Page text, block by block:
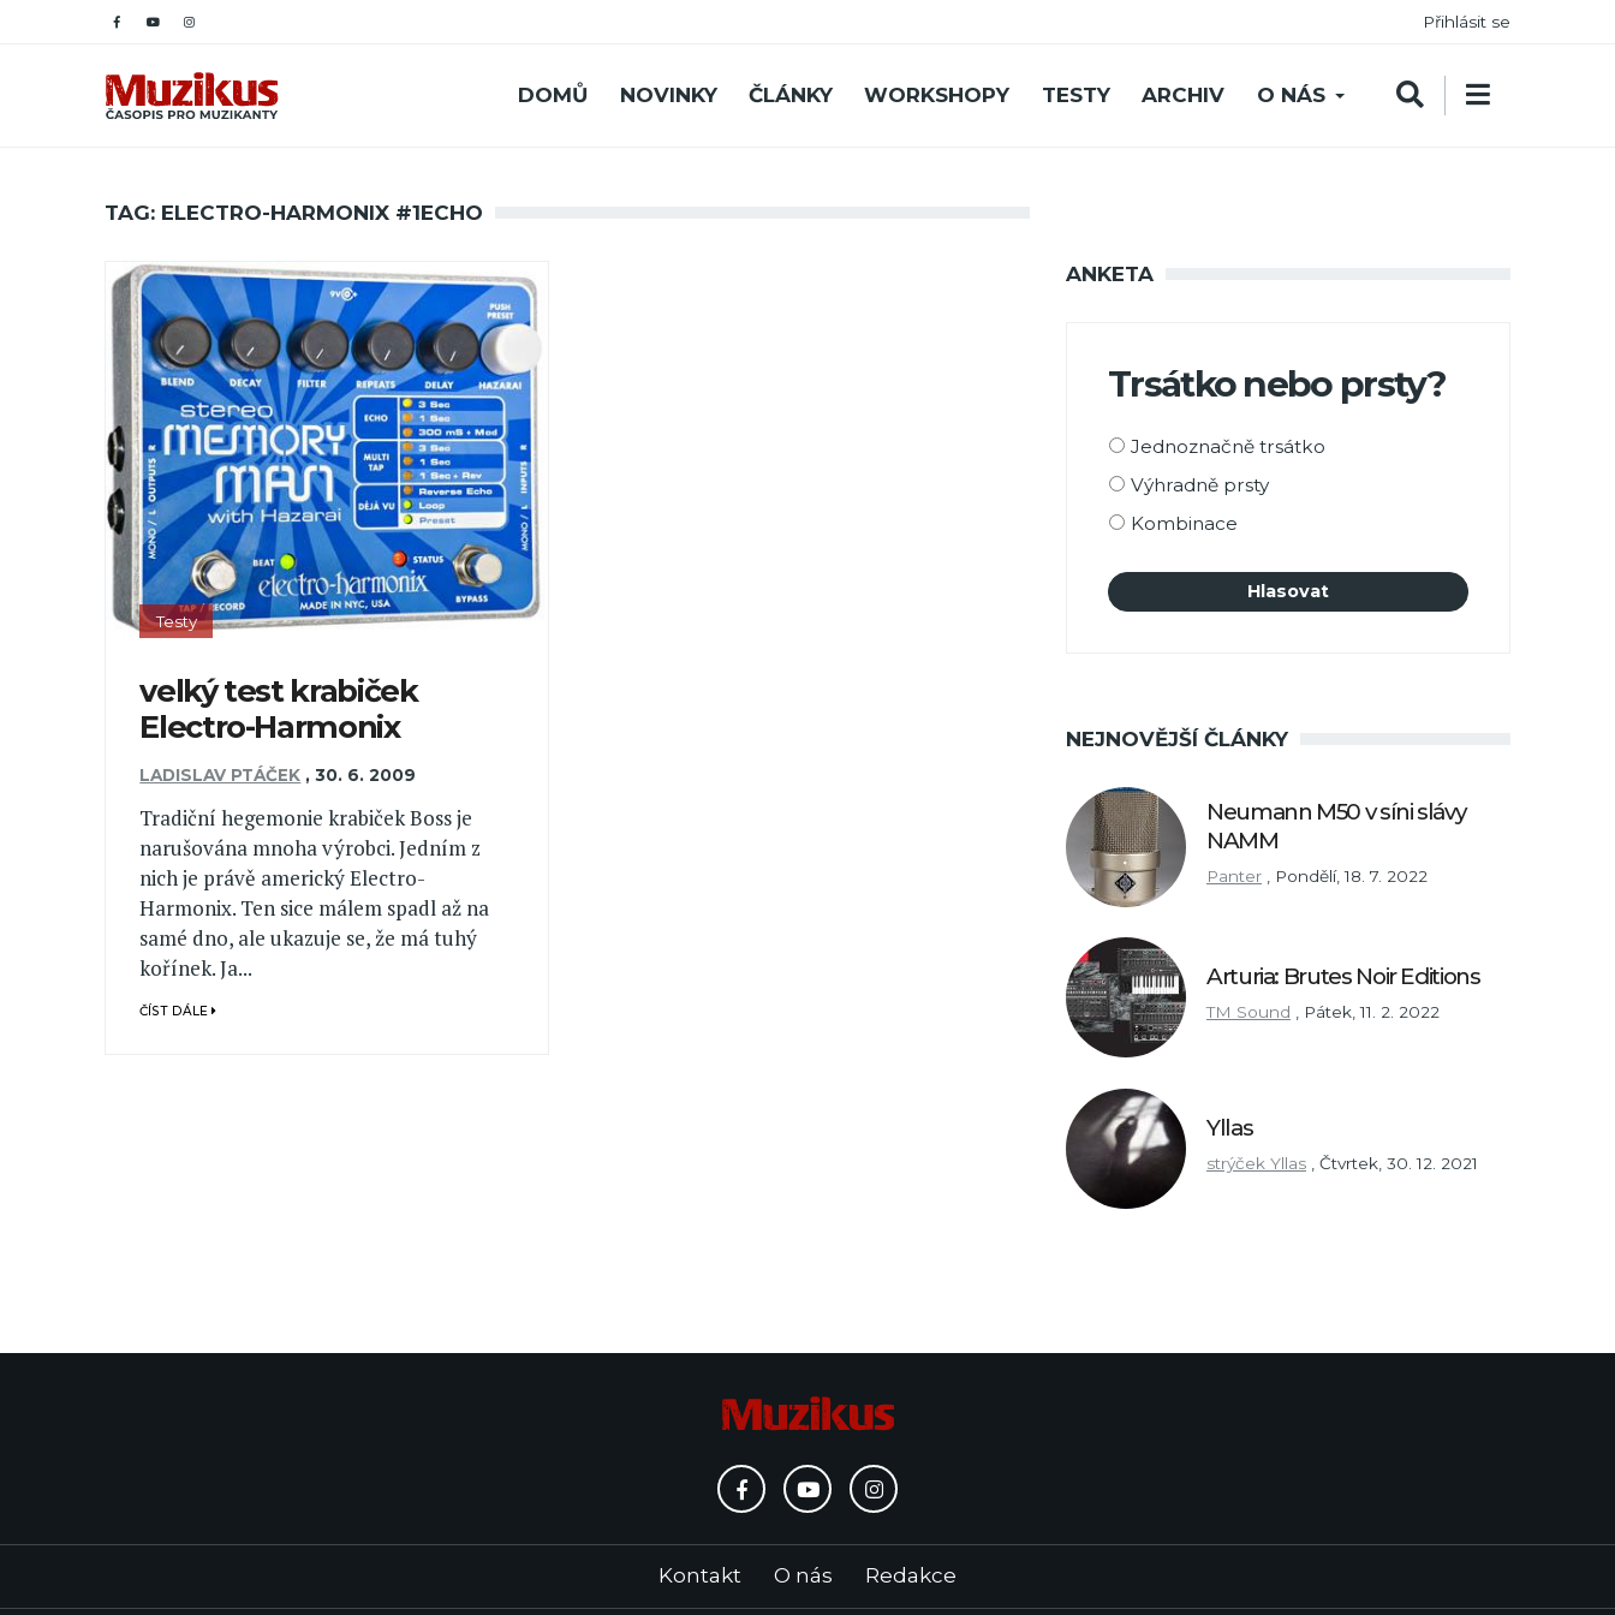
Přihlásit se
DOMŮ NOVINKY ČLÁNKY WORKSHOPY TESTY ARCHIV O NÁS
TAG: ELECTRO-HARMONIX #1ECHO
Testy
velký test krabiček
Electro-Harmonix
LADISLAV PTÁČEK ,30. 6. 2009
Tradiční hegemonie krabiček Boss je
narušována mnoha výrobci. Jedním z
nich je právě americký Electro-
Harmonix. Ten sice málem spadl až na
samé dno, ale ukazuje se, že má tuhý
kořínek. Ja...
ČÍST DÁLE
ANKETA
Trsátko nebo prsty?
Možnosti
Jednoznačně trsátko
Výhradně prsty
Kombinace
NEJNOVĚJŠÍ ČLÁNKY
Neumann M50 v síni slávy
NAMM
Panter Pondělí, 18. 7. 2022
Arturia: Brutes Noir Editions
TM Sound Pátek, 11. 2. 2022
Yllas
strýček Yllas Čtvrtek, 30. 12. 2021
Kontakt O nás Redakce